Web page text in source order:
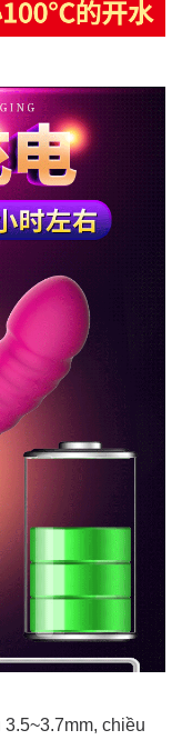
chiều